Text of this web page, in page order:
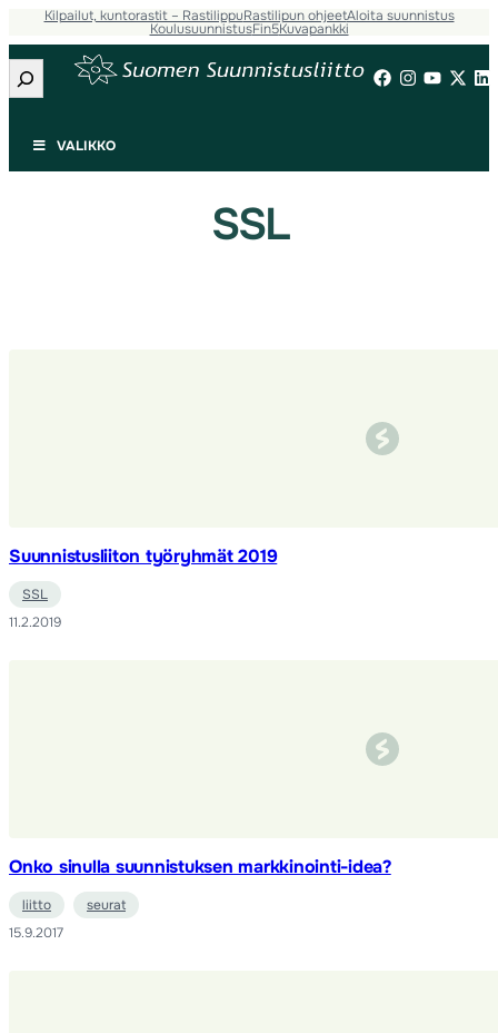
Siirry
sisältöön
Kilpailut, kuntorastit – RastilippuRastilipun ohjeetAloita suunnistus
KoulusuunnistusFin5Kuvapankki
Etsi
VALIKKO
SSL
Suunnistusliiton työryhmät 2019
SSL
11.2.2019
Onko sinulla suunnistuksen markkinointi-idea?
liitto
seurat
15.9.2017